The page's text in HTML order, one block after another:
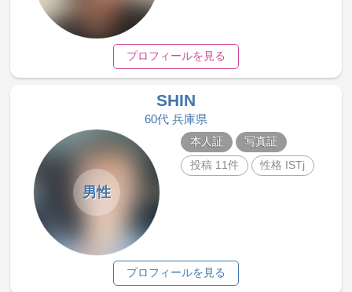
プロフィールを見る
SHIN
60代 兵庫県
男性
本人証
写真証
投稿 11件
性格 ISTj
プロフィールを見る